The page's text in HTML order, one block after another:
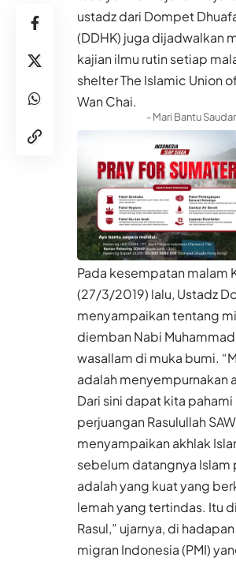
ustadz dari Dompet
(DDHK) juga dijadwalkan
kajian ilmu rutin setiap
shelter The Islamic Union
Wan Chai.
- Mari Bantu
Pada kesempatan malam
(27/3/2019) lalu, Ustadz
menyampaikan tentang
diemban Nabi Muhammad
wasallam di muka bumi.
adalah menyempurnakan
Dari sini dapat kita
perjuangan Rasulullah
menyampaikan akhlak
sebelum datangnya Islam
adalah yang kuat yang
lemah yang tertindas. Itu
Rasul,” ujarnya, di
migran Indonesia (PMI)